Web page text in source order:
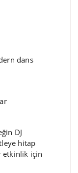
dans
DJ
hitap
etkinlik için